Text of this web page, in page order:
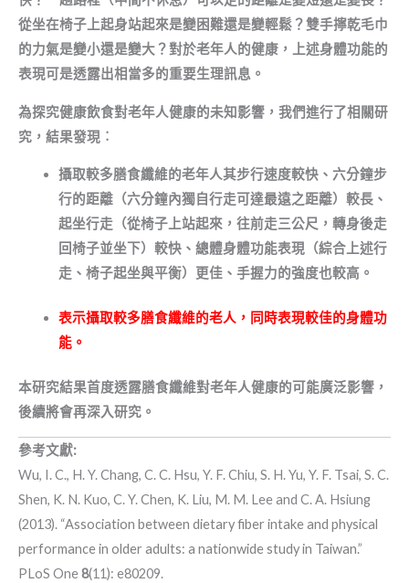
從坐在椅子上起身站起來是變困難還是變輕鬆？雙手擰乾毛巾
的力氣是變小還是變大？對於老年人的健康，上述身體功能的
表現可是透露出相當多的重要生理訊息。
為探究健康飲食對老年人健康的未知影響，我們進行了相關研
究，結果發現 ︰
攝取較多膳食纖維的老年人其步行速度較快、六分鐘步
行的距離（六分鐘內獨自行走可達最遠之距離）較長、
起坐行走（從椅子上站起來，往前走三公尺，轉身後走
回椅子並坐下）較快、總體身體功能表現（綜合上述行
走、椅子起坐與平衡）更佳、手握力的強度也較高。
表示攝取較多膳食纖維的老人，同時表現較佳的身體功
能。
本研究結果首度透露膳食纖維對老年人健康的可能廣泛影響，
後續將會再深入研究。
參考文獻:
Wu, I. C., H. Y. Chang, C. C. Hsu, Y. F. Chiu, S. H. Yu, Y. F. Tsai, S. C.
Shen, K. N. Kuo, C. Y. Chen, K. Liu, M. M. Lee and C. A. Hsiung
(2013). “Association between dietary fiber intake and physical
performance in older adults: a nationwide study in Taiwan.”
PLoS One8(11): e80209.